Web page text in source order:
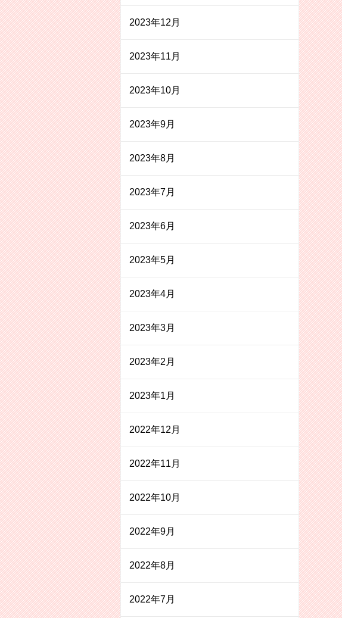
2023年12月
2023年11月
2023年10月
2023年9月
2023年8月
2023年7月
2023年6月
2023年5月
2023年4月
2023年3月
2023年2月
2023年1月
2022年12月
2022年11月
2022年10月
2022年9月
2022年8月
2022年7月